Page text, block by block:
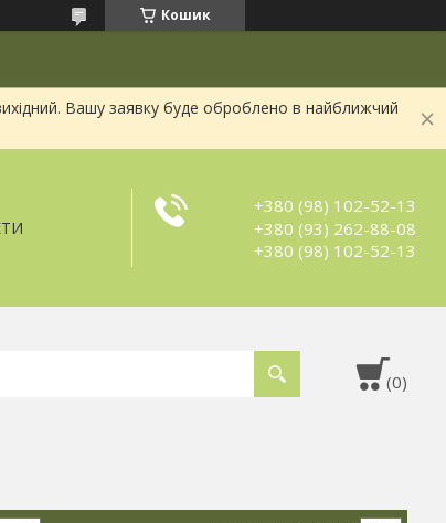
Кошик
Вашу заявку буде оброблено в найближчий
+380 (98) 102-52-13
+380 (93) 262-88-08
+380 (98) 102-52-13